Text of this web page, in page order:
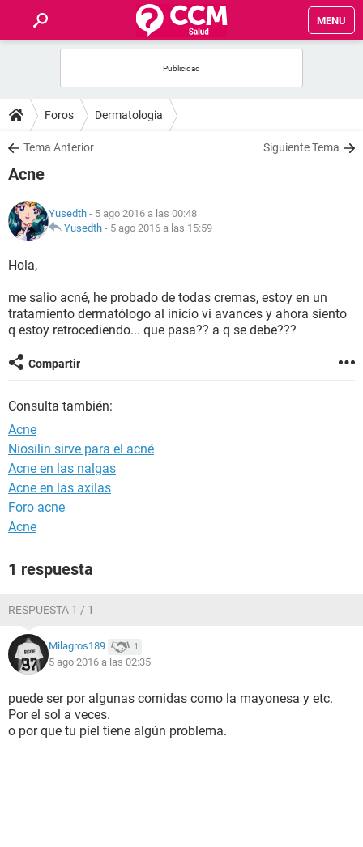
MENU
FOROS
SALUD
NUTRICIÓN
BIENESTAR
SEXUALIDAD
GLOSARIO
Foros Dermatologia
Tema Anterior Siguiente Tema
Acne
Yusedth - 5 ago 2016 a las 00:48
Yusedth - 5 ago 2016 a las 15:59
Hola,
me salio acné, he probado de todas cremas, estoy en un
tratamiento dermatólogo al inicio vi avances y ahora siento
q estoy retrocediendo... que pasa?? a q se debe???
Compartir
Consulta también:
Acne
Niosilin sirve para el acné
Acne en las nalgas
Acne en las axilas
Foro acne
Acne
1 respuesta
RESPUESTA 1 / 1
Milagros189 1
5 ago 2016 a las 02:35
puede ser por algunas comidas como la mayonesa y etc.
Por el sol a veces.
o por que tu piel tiene algún problema.